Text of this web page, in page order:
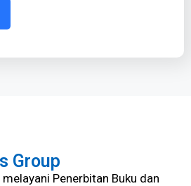
Group
Penerbitan Buku dan